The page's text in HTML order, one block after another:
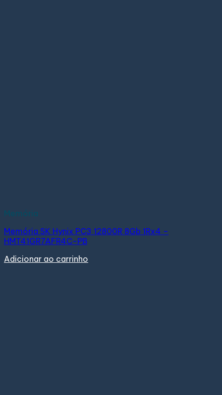
Memória
Memória SK Hynix PC3 12800R 8Gb 1Rx4 –
HMT41GR7AFR4C-PB
Adicionar ao carrinho